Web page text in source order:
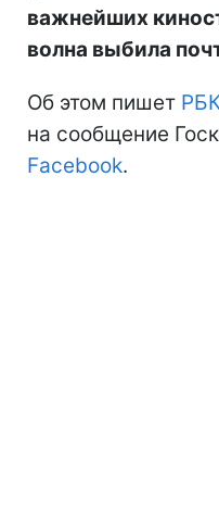
важнейших
волна выбила
Об этом пишет
на сообщение
Facebook.